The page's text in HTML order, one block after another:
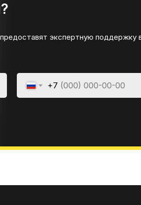
+7
экспертную поддержку